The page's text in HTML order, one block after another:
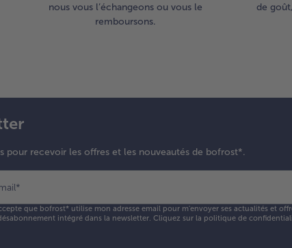
nous vous l’échangeons ou vous le
remboursons.
de
pour recevoir les offres et les nouveautés de bofrost*.
*
que bofrost* utilise mon adresse email pour m'envoyer ses actualités et
intégré dans la newsletter. Cliquez sur la politique de